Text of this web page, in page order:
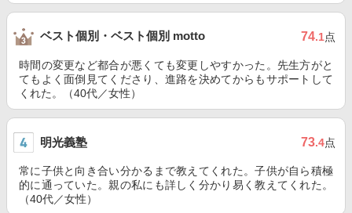
ベスト個別・ベスト個別 motto 74.1点
時間の変更など都合が悪くても変更しやすかった。先生方がと
てもよく面倒見てくださり、進路を決めてからもサポートして
くれた。（40代／女性）
明光義塾 73.4点
常に子供と向き合い分かるまで教えてくれた。子供が自ら積極
的に通っていた。親の私にも詳しく分かり易く教えてくれた。
（40代／女性）